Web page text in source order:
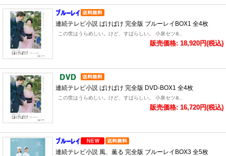
連続テレビ小説 ばけばけ 完全版 ブルーレイBOX1 全4枚
この世はうらめしい。けど、すばらしい。 小泉セツ&..
販売価格: 18,920円(税込)
連続テレビ小説 ばけばけ 完全版 DVD-BOX1 全4枚
この世はうらめしい。けど、すばらしい。 小泉セツ&..
販売価格: 16,720円(税込)
連続テレビ小説 風、薫る 完全版 ブルーレイBOX3 全5枚